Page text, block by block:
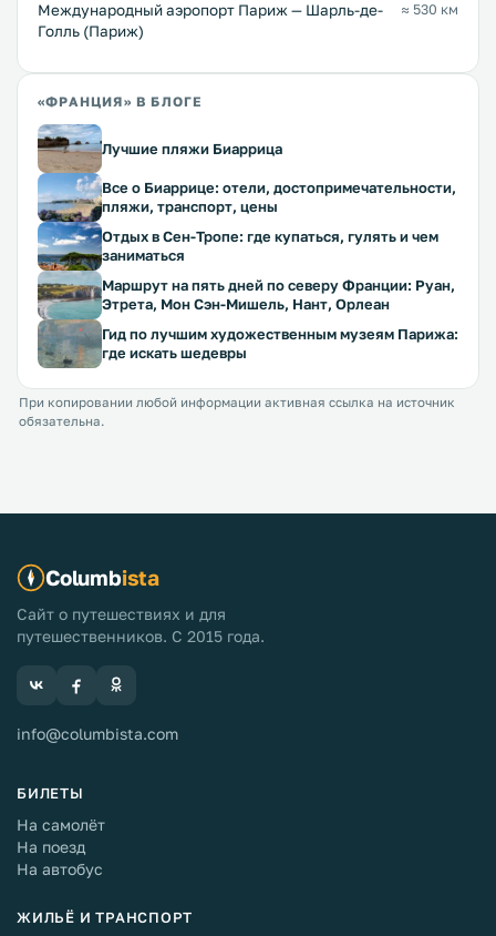
Международный аэропорт Париж — Шарль-де-
Голль (Париж)
≈ 530 км
«ФРАНЦИЯ» В БЛОГЕ
Лучшие пляжи Биаррица
Все о Биаррице: отели, достопримечательности,
пляжи, транспорт, цены
Отдых в Сен-Тропе: где купаться, гулять и чем
заниматься
Маршрут на пять дней по северу Франции: Руан,
Этрета, Мон Сэн-Мишель, Нант, Орлеан
Гид по лучшим художественным музеям Парижа:
где искать шедевры
При копировании любой информации активная ссылка на источник
обязательна.
Columbista
Сайт о путешествиях и для
путешественников. С 2015 года.
info@columbista.com
БИЛЕТЫ
На самолёт
На поезд
На автобус
ЖИЛЬЁ И ТРАНСПОРТ